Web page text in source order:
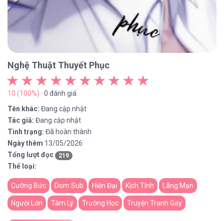
Nghệ Thuật Thuyết Phục
10 (100%) · 0 đánh giá
Tên khác: Đang cập nhật
Tác giả: Đang cập nhật
Tình trạng: Đã hoàn thành
Ngày thêm 13/05/2026
Tổng lượt đọc
219
Thể loại:
Cưỡng Bức Dom Sub Hiện Đại Kịch Tính Lãng Mạn
Người Lớn Tâm Lý Trường Học Truyện Tranh Gay